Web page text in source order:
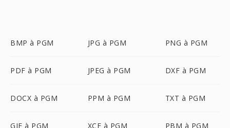
BMP à PGM JPG à PGM PNG à PGM
PDF à PGM JPEG à PGM DXF à PGM
DOCX à PGM PPM à PGM TXT à PGM
GIF à PGM XCF à PGM PBM à PGM